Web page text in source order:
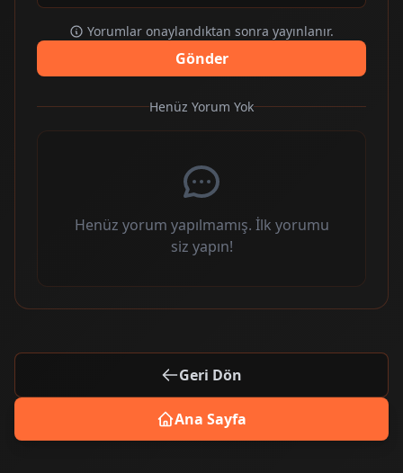
Yorumlar onaylandıktan sonra yayınlanır.
Gönder
Henüz Yorum Yok
Henüz yorum yapılmamış. İlk yorumu
siz yapın!
Geri Dön
Ana Sayfa